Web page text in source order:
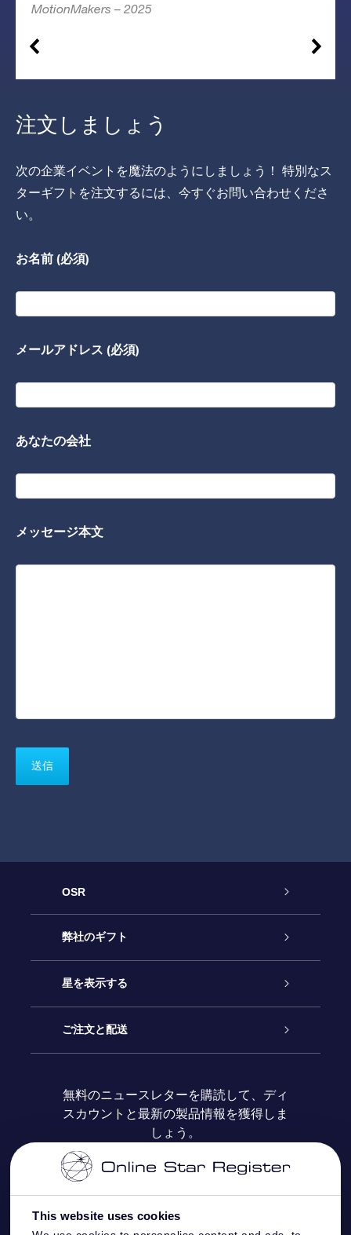
This website uses cookies
MotionMakers – 2025
注文しましょう
次の企業イベントを魔法のようにしましょう！ 特別なス
ターギフトを注文するには、今すぐお問い合わせくださ
い。
お名前 (必須)
メールアドレス (必須)
あなたの会社
メッセージ本文
OSR
カスタマーサービス
お問い合わせ
ブログ
レビュー
弊社のギフト
Online Starギフト
OSRギフトパック
OSR ギフトカード
法人ギフト
星を表示する
星の登録
カスタマイズされたStar Page
One Million Stars
OSR Starsaver
ご注文と配送
お支払いに関する情報
配送に関する情報
返品ポリシ
無料のニュースレターを購読して、ディ
スカウントと最新の製品情報を獲得しま
しょう。